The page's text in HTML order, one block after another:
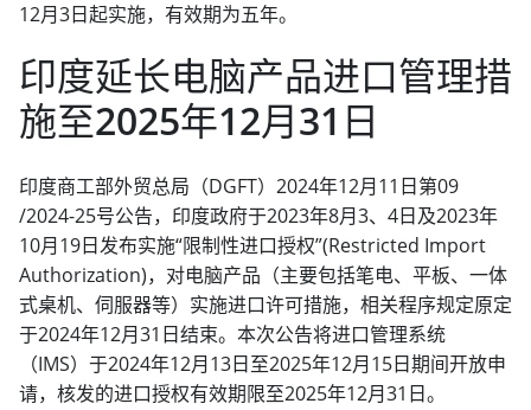
12月3日起实施，有效期为五年。
印度延长电脑产品进口管理措
施至2025年12月31日
印度商工部外贸总局（DGFT）2024年12月11日第09
/2024-25号公告，印度政府于2023年8月3、4日及2023年
10月19日发布实施“限制性进口授权”(Restricted Import
Authorization)，对电脑产品（主要包括笔电、平板、一体
式桌机、伺服器等）实施进口许可措施，相关程序规定原定
于2024年12月31日结束。本次公告将进口管理系统
（IMS）于2024年12月13日至2025年12月15日期间开放申
请，核发的进口授权有效期限至2025年12月31日。